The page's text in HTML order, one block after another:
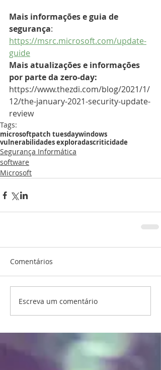
Mais informações e guia de
segurança:
https://msrc.microsoft.com/update-
guide
Mais atualizações e informações
por parte da zero-day:
https://www.thezdi.com/blog/2021/1/
12/the-january-2021-security-update-
review
Tags:
microsoftpatch tuesdaywindows
vulnerabilidades exploradascriticidade
Segurança Informática
software
Microsoft
Comentários
Escreva um comentário